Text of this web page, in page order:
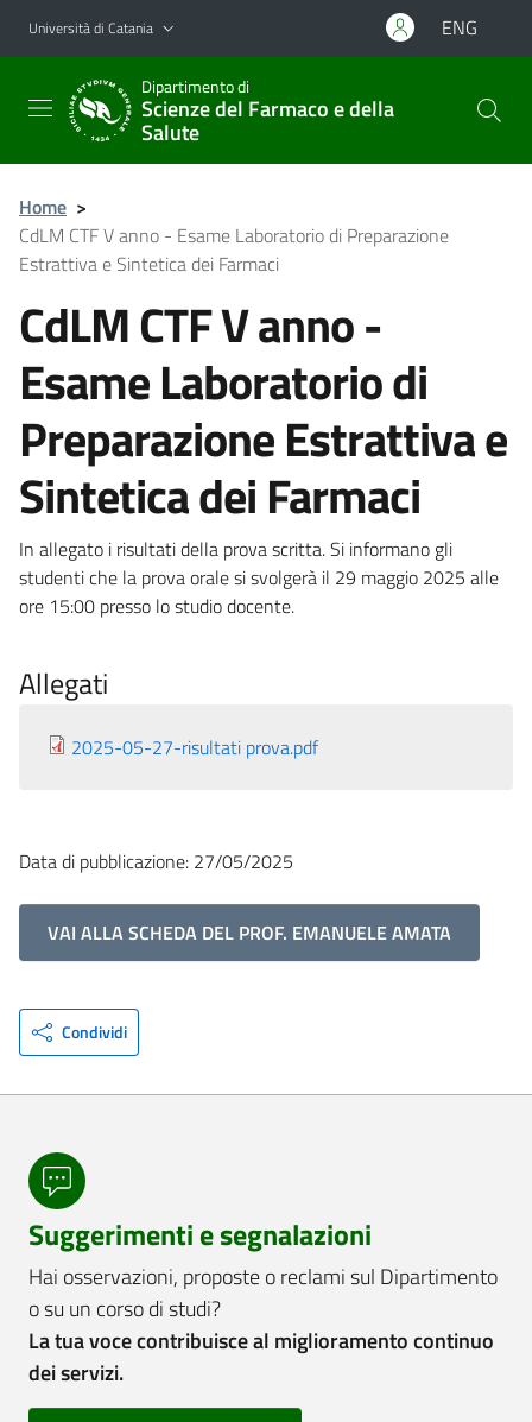
Vai al contenuto principale
Vai al menu di navigazione
Università di Catania ENG
Dipartimento di
Scienze del Farmaco e della
Salute
Home >
CdLM CTF V anno - Esame Laboratorio di Preparazione
Estrattiva e Sintetica dei Farmaci
CdLM CTF V anno -
Esame Laboratorio di
Preparazione Estrattiva e
Sintetica dei Farmaci
In allegato i risultati della prova scritta. Si informano gli
studenti che la prova orale si svolgerà il 29 maggio 2025 alle
ore 15:00 presso lo studio docente.
Allegati
2025-05-27-risultati prova.pdf
Data di pubblicazione: 27/05/2025
VAI ALLA SCHEDA DEL PROF. EMANUELE AMATA
Condividi
Suggerimenti e segnalazioni
Hai osservazioni, proposte o reclami sul Dipartimento
o su un corso di studi?
La tua voce contribuisce al miglioramento continuo
dei servizi.